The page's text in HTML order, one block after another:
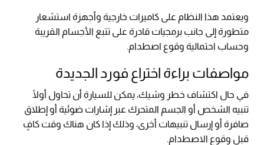
ويعتمد هذا النظام على كاميرات خارجية وأجهزة استشعار
متطورة إلى جانب برمجيات قادرة على تتبع الأجسام القريبة
وحساب احتمالية وقوع اصطدام.
مواصفات براءة اختراع فورد الجديدة
في حال اكتشاف خطر وشيك، يمكن للسيارة أن تحاول أولًا
تنبيه الشخص أو الجسم المتحرك عبر إشارات ضوئية أو إطلاق
صافرة أو إرسال تنبيهات أخرى، وذلك إذا كان هناك وقت كافٍ
قبل وقوع الاصطدام.